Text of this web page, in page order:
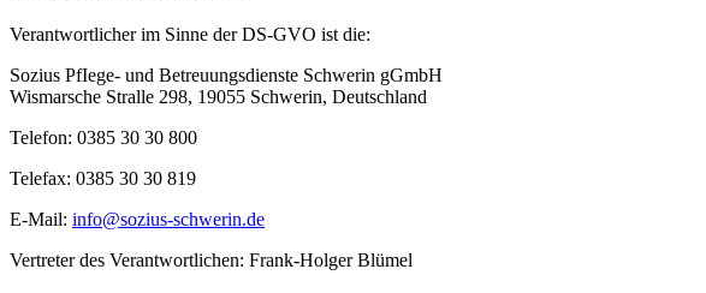
Verantwortlicher im Sinne der DS-GVO ist die:
Sozius PfIege- und Betreuungsdienste Schwerin gGmbH
Wismarsche Stralle 298, 19055 Schwerin, Deutschland
Telefon: 0385 30 30 800
Telefax: 0385 30 30 819
E-Mail: info@sozius-schwerin.de
Vertreter des Verantwortlichen: Frank-Holger Blümel